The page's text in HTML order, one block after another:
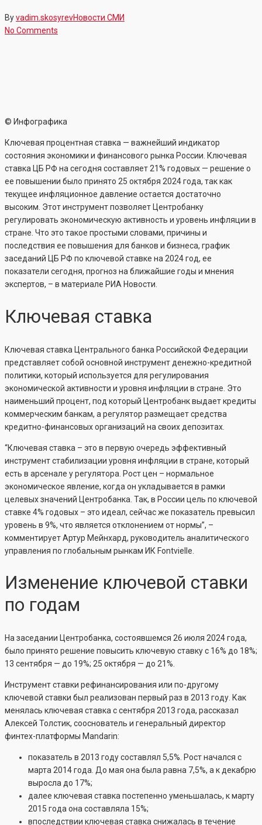
Byvadim.skosyrevНовости СМИ
No Comments
© Инфографика
Ключевая процентная ставка — важнейший индикатор
состояния экономики и финансового рынка России. Ключевая
ставка ЦБ РФ на сегодня составляет 21% годовых — решение о
ее повышении было принято 25 октября 2024 года, так как
текущее инфляционное давление остается достаточно
высоким. Этот инструмент позволяет Центробанку
регулировать экономическую активность и уровень инфляции в
стране. Что это такое простыми словами, причины и
последствия ее повышения для банков и бизнеса, график
заседаний ЦБ РФ по ключевой ставке на 2024 год, ее
показатели сегодня, прогноз на ближайшие годы и мнения
экспертов, – в материале РИА Новости.
Ключевая ставка
Ключевая ставка Центрального банка Российской Федерации
представляет собой основной инструмент денежно-кредитной
политики, который используется для регулирования
экономической активности и уровня инфляции в стране. Это
наименьший процент, под который Центробанк выдает кредиты
коммерческим банкам, а регулятор размещает средства
кредитно-финансовых организаций на своих депозитах.
“Ключевая ставка – это в первую очередь эффективный
инструмент стабилизации уровня инфляции в стране, который
есть в арсенале у регулятора. Рост цен – нормальное
экономическое явление, когда он укладывается в рамки
целевых значений Центробанка. Так, в России цель по ключевой
ставке 4% годовых – это идеал, сейчас же показатель превысил
уровень в 9%, что является отклонением от нормы”, –
комментирует Артур Мейнхард, руководитель аналитического
управления по глобальным рынкам ИК Fontvielle.
Изменение ключевой ставки
по годам
На заседании Центробанка, состоявшемся 26 июля 2024 года,
было принято решение повысить ключевую ставку с 16% до 18%;
13 сентября — до 19%; 25 октября — до 21%.
Инструмент ставки рефинансирования или по-другому
ключевой ставки был реализован первый раз в 2013 году. Как
менялась ключевая ставка с сентября 2013 года, рассказал
Алексей Толстик, сооснователь и генеральный директор
финтех-платформы Mandarin:
показатель в 2013 году составлял 5,5%. Рост начался с
марта 2014 года. До мая она была равна 7,5%, а к декабрю
выросла до 17%;
далее ключевая ставка постепенно уменьшалась, к марту
2015 года она составляла 15%;
впоследствии ключевая ставка снижалась в течение